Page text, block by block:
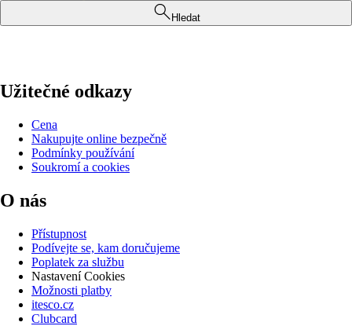
Hledat
Užitečné odkazy
Cena
Nakupujte online bezpečně
Podmínky používání
Soukromí a cookies
O nás
Přístupnost
Podívejte se, kam doručujeme
Poplatek za službu
Nastavení Cookies
Možnosti platby
itesco.cz
Clubcard